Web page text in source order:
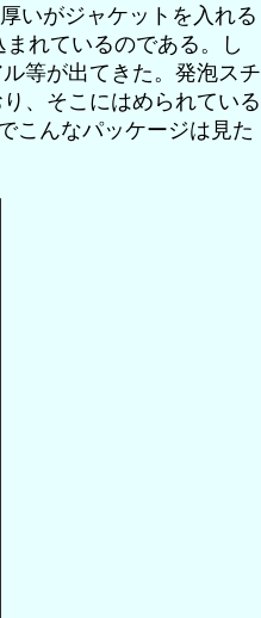
いがジャケットを入れる
れているのである。し
等が出てきた。発泡スチ
、そこにはめられている
こんなパッケージは見た